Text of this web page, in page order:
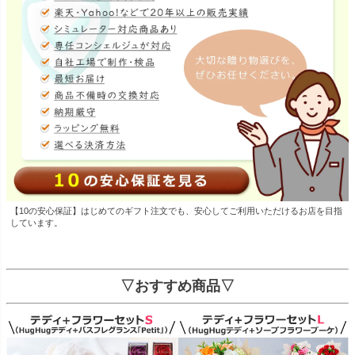
【10の安心保証】はじめてのギフト注文でも、安心してご利用いただけるお店を目指
しています。
▽おすすめ商品▽